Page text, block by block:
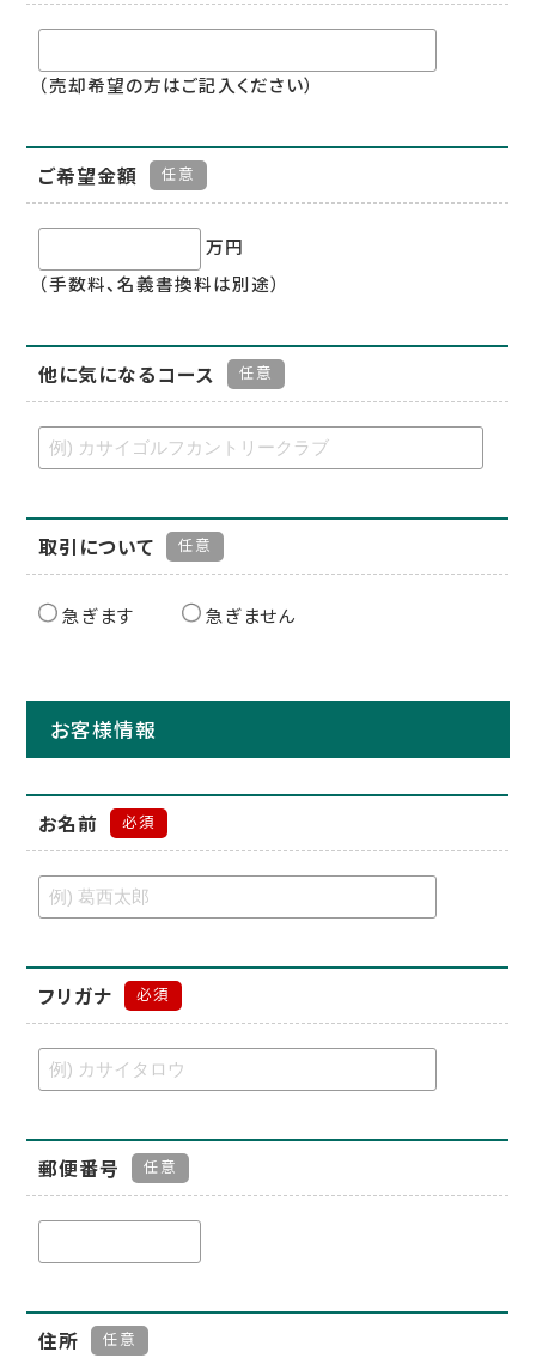
（売却希望の方はご記入ください）
ご希望金額 任意
万円
（手数料、名義書換料は別途）
他に気になるコース 任意
取引について 任意
急ぎます 急ぎません
お客様情報
お名前 必須
フリガナ 必須
郵便番号 任意
住所 任意